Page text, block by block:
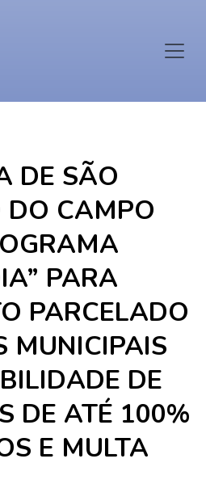
DE SÃO
DO CAMPO
PARA
PARCELADO
MUNICIPAIS
DE
DE ATÉ 100%
E MULTA